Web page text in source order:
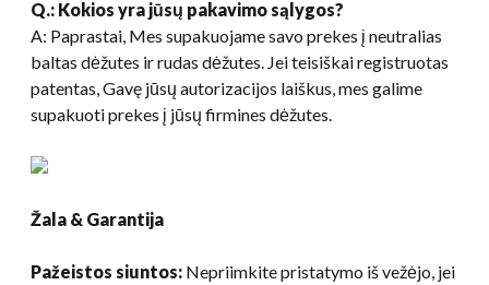
Q.: Kokios yra jūsų pakavimo sąlygos?
A: Paprastai, Mes supakuojame savo prekes į neutralias
baltas dėžutes ir rudas dėžutes. Jei teisiškai registruotas
patentas, Gavę jūsų autorizacijos laiškus, mes galime
supakuoti prekes į jūsų firmines dėžutes.
Žala & Garantija
Pažeistos siuntos: Nepriimkite pristatymo iš vežėjo, jei